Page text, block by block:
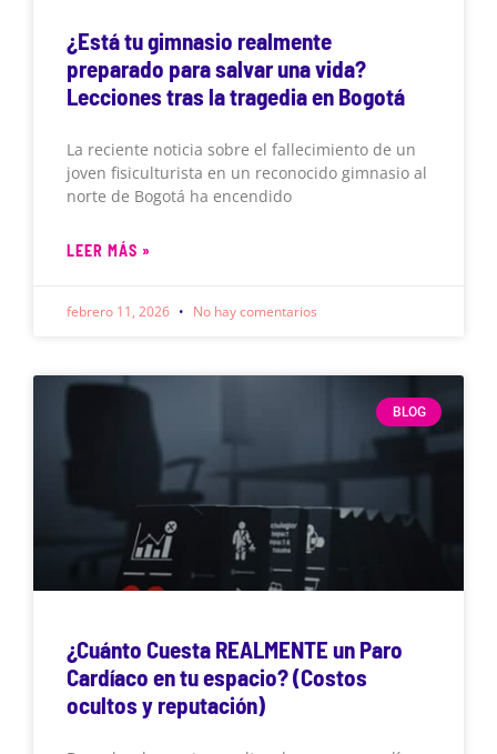
¿Está tu gimnasio realmente
preparado para salvar una vida?
Lecciones tras la tragedia en Bogotá
La reciente noticia sobre el fallecimiento de un
joven fisiculturista en un reconocido gimnasio al
norte de Bogotá ha encendido
LEER MÁS »
febrero 11, 2026 No hay comentarios
BLOG
¿Cuánto Cuesta REALMENTE un Paro
Cardíaco en tu espacio? (Costos
ocultos y reputación)